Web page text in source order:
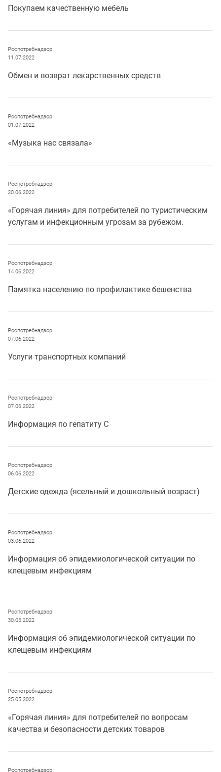
Покупаем качественную мебель
Роспотребнадзор
11.07.2022
Обмен и возврат лекарственных средств
Роспотребнадзор
01.07.2022
«Музыка нас связала»
Роспотребнадзор
20.06.2022
«Горячая линия» для потребителей по туристическим
услугам и инфекционным угрозам за рубежом.
Роспотребнадзор
14.06.2022
Памятка населению по профилактике бешенства
Роспотребнадзор
07.06.2022
Услуги транспортных компаний
Роспотребнадзор
07.06.2022
Информация по гепатиту С
Роспотребнадзор
06.06.2022
Детские одежда (ясельный и дошкольный возраст)
Роспотребнадзор
03.06.2022
Информация об эпидемиологической ситуации по
клещевым инфекциям
Роспотребнадзор
30.05.2022
Информация об эпидемиологической ситуации по
клещевым инфекциям
Роспотребнадзор
25.05.2022
«Горячая линия» для потребителей по вопросам
качества и безопасности детских товаров
Роспотребнадзор